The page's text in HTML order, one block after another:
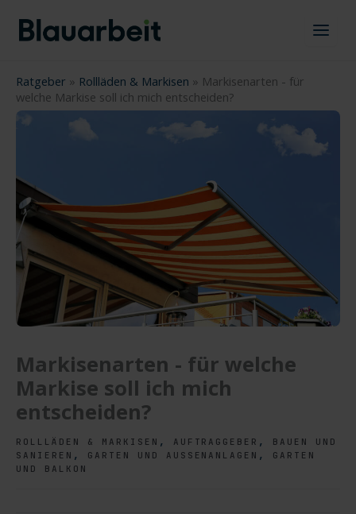
Inhalt
springen
Ratgeber » Rollläden & Markisen » Markisenarten - für
welche Markise soll ich mich entscheiden?
Markisenarten - für welche
Markise soll ich mich
entscheiden?
ROLLLÄDEN & MARKISEN , AUFTRAGGEBER ,
BAUEN UND
SANIEREN , GARTEN UND AUSSENANLAGEN ,
GARTEN
UND BALKON